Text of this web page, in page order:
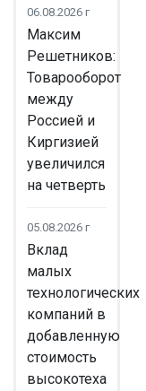
06.08.2026 г
Максим
Решетников:
Товарооборот
между
Россией и
Киргизией
увеличился
на четверть
05.08.2026 г
Вклад
малых
технологических
компаний в
добавленную
стоимость
высокотеха